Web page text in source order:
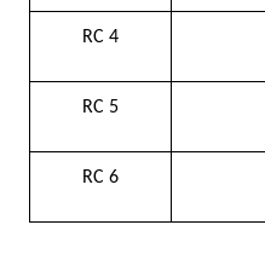
RC 4
RC 5
RC 6